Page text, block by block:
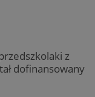
z
dofinansowany